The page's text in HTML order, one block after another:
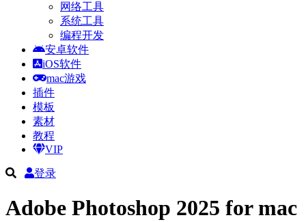
网络工具
系统工具
编程开发
安卓软件
iOS软件
mac游戏
插件
模板
素材
教程
VIP
登录
Adobe Photoshop 2025 for mac